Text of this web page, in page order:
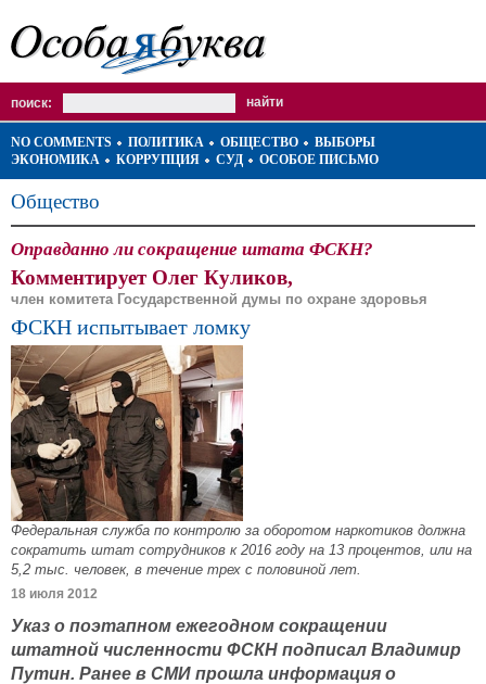
поиск:
NO COMMENTS ПОЛИТИКА ОБЩЕСТВО
ВЫБОРЫ
ЭКОНОМИКА
КОРРУПЦИЯ СУД ОСОБОЕ ПИСЬМО
Общество
Оправданно ли сокращение штата ФСКН?
Комментирует Олег Куликов,
член комитета Государственной думы по охране здоровья
ФСКН испытывает ломку
Федеральная служба по контролю за оборотом наркотиков должна
сократить штат сотрудников к 2016 году на 13 процентов, или на
5,2 тыс. человек, в течение трех с половиной лет.
18 июля 2012
Указ о поэтапном ежегодном сокращении
штатной численности ФСКН подписал Владимир
Путин. Ранее в СМИ прошла информация о